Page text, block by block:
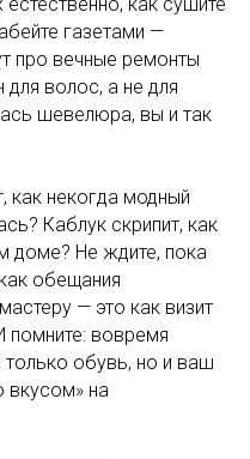
газетами —
про вечные ремонты
волос, а не для
шевелюра, вы и так
как некогда модный
Каблук скрипит, как
доме? Не ждите, пока
обещания
— это как визит
помните: вовремя
только обувь, но и ваш
вкусом» на